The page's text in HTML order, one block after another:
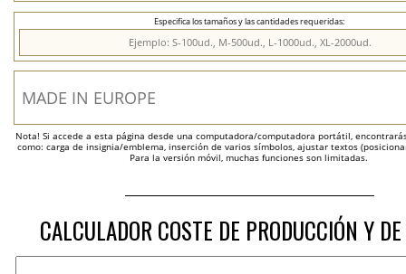
Especifica los tamaños y las cantidades requeridas:
Nota! Si accede a esta página desde una computadora/computadora portátil,
como: carga de insignia/emblema, inserción de varios símbolos, ajustar textos
Para la versión móvil, muchas funciones son limitadas.
CALCULADOR COSTE DE PRODUCCIÓN Y